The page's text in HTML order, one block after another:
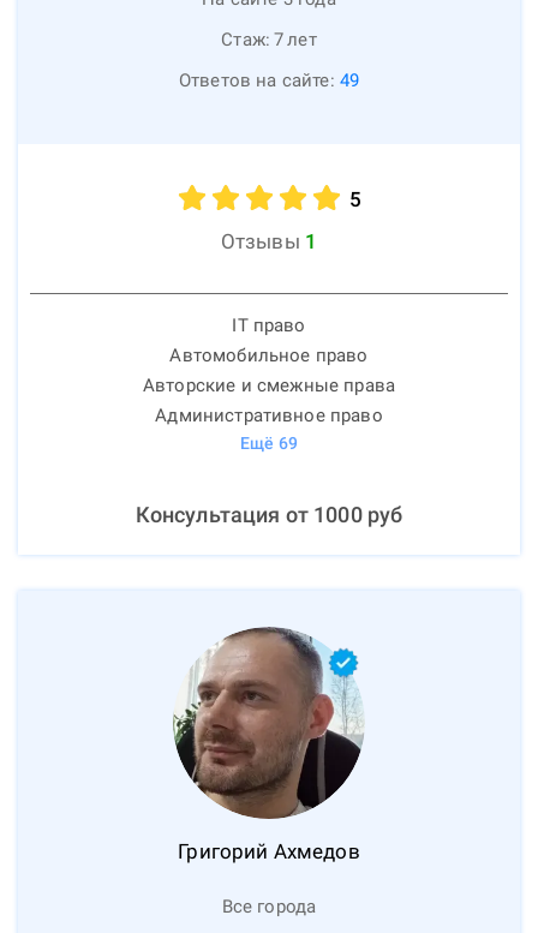
Стаж: 7лет
Ответов на сайте: 49
5
Отзывы 1
IT право
Автомобильное право
Авторские и смежные права
Административное право
Ещё 69
Консультация от 1000руб
Григорий Ахмедов
Все города